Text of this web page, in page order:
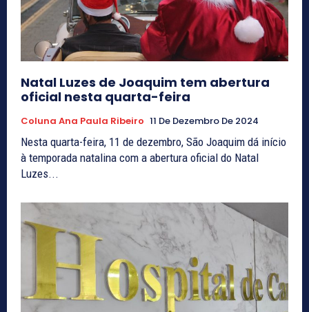
Natal Luzes de Joaquim tem abertura
oficial nesta quarta-feira
Coluna Ana Paula Ribeiro 11 De Dezembro De 2024
Nesta quarta-feira, 11 de dezembro, São Joaquim dá início
à temporada natalina com a abertura oficial do Natal
Luzes...